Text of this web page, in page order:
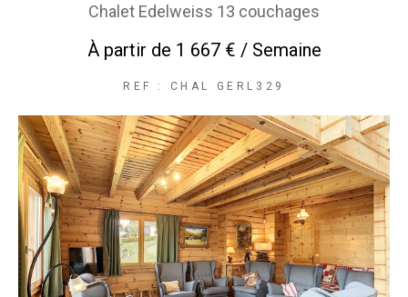
Chalet Edelweiss 13 couchages
À partir de 1 667 € / Semaine
REF : CHAL GERL329